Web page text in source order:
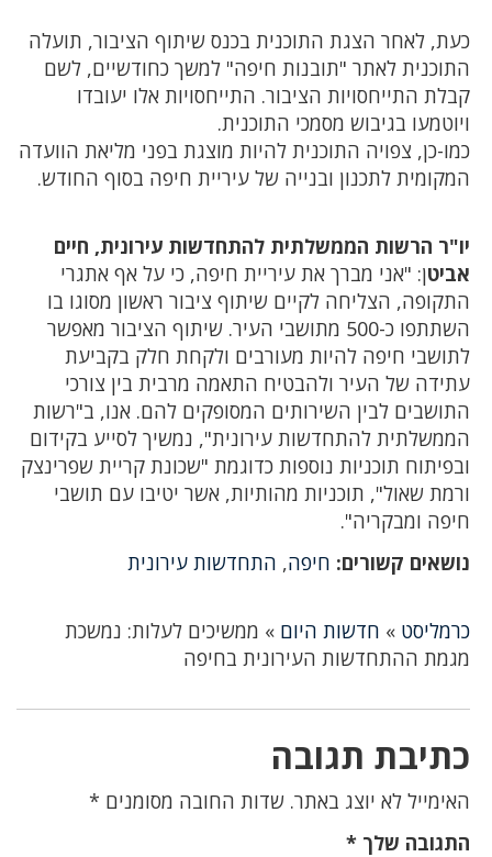
כעת, לאחר הצגת התוכנית בכנס שיתוף הציבור, תועלה
התוכנית לאתר "תובנות חיפה" למשך כחודשיים, לשם
קבלת התייחסויות הציבור. התייחסויות אלו יעובדו
ויוטמעו בגיבוש מסמכי התוכנית.
כמו-כן, צפויה התוכנית להיות מוצגת בפני מליאת הוועדה
המקומית לתכנון ובנייה של עיריית חיפה בסוף החודש.
יו"ר הרשות הממשלתית להתחדשות עירונית, חיים
אביטן: "אני מברך את עיריית חיפה, כי על אף אתגרי
התקופה, הצליחה לקיים שיתוף ציבור ראשון מסוגו בו
השתתפו כ-500 מתושבי העיר. שיתוף הציבור מאפשר
לתושבי חיפה להיות מעורבים ולקחת חלק בקביעת
עתידה של העיר ולהבטיח התאמה מרבית בין צורכי
התושבים לבין השירותים המסופקים להם. אנו, ב"רשות
הממשלתית להתחדשות עירונית", נמשיך לסייע בקידום
ובפיתוח תוכניות נוספות כדוגמת "שכונת קריית שפרינצק
ורמת שאול", תוכניות מהותיות, אשר יטיבו עם תושבי
חיפה ומבקריה".
נושאים קשורים: חיפה, התחדשות עירונית
כרמליסט » חדשות היום » ממשיכים לעלות: נמשכת
מגמת ההתחדשות העירונית בחיפה
כתיבת תגובה
האימייל לא יוצג באתר. שדות החובה מסומנים *
התגובה שלך *